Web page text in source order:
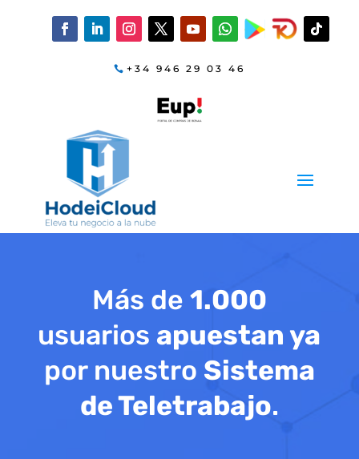
+34 946 29 03 46
Más de 1.000
usuarios apuestan ya
por nuestro Sistema
de Teletrabajo.